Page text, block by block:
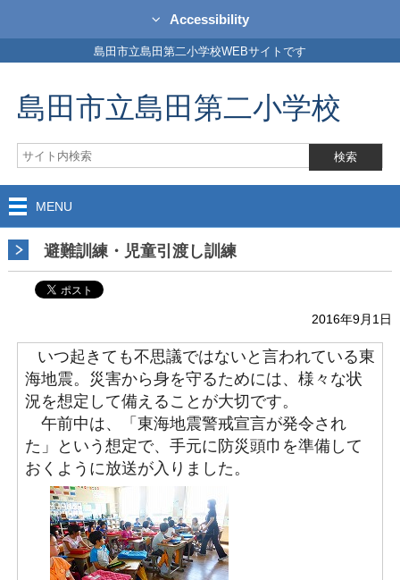
Accessibility
島田市立島田第二小学校WEBサイトです
島田市立島田第二小学校
MENU
避難訓練・児童引渡し訓練
2016年9月1日
いつ起きても不思議ではないと言われている東
海地震。災害から身を守るためには、様々な状
況を想定して備えることが大切です。
午前中は、「東海地震警戒宣言が発令され
た」という想定で、手元に防災頭巾を準備して
おくように放送が入りました。